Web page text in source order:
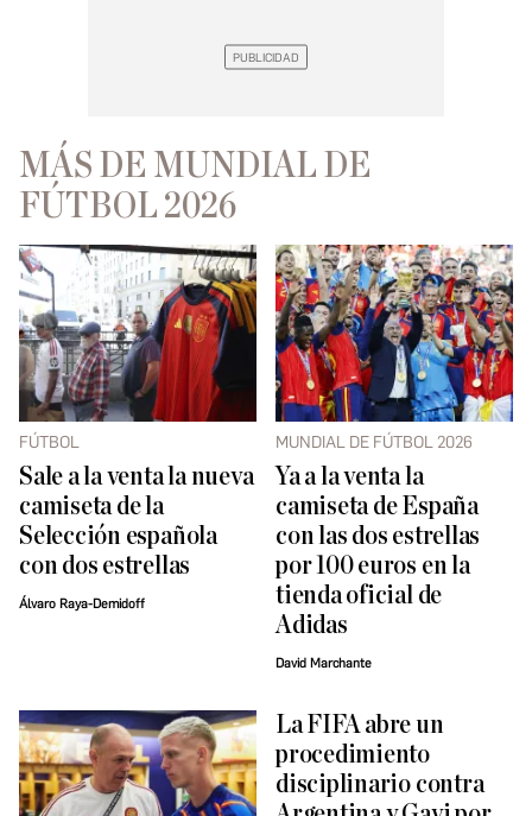
MÁS DE MUNDIAL DE
FÚTBOL 2026
FÚTBOL
Sale a la venta la nueva
camiseta de la
Selección española
con dos estrellas
Álvaro Raya-Demidoff
MUNDIAL DE FÚTBOL 2026
Ya a la venta la
camiseta de España
con las dos estrellas
por 100 euros en la
tienda oficial de
Adidas
David Marchante
La FIFA abre un
procedimiento
disciplinario contra